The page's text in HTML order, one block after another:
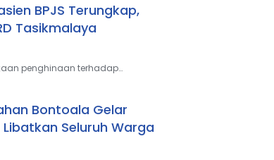
BPJS Terungkap,
Tasikmalaya
penghinaan terhadap…
Bontoala Gelar
Seluruh Warga